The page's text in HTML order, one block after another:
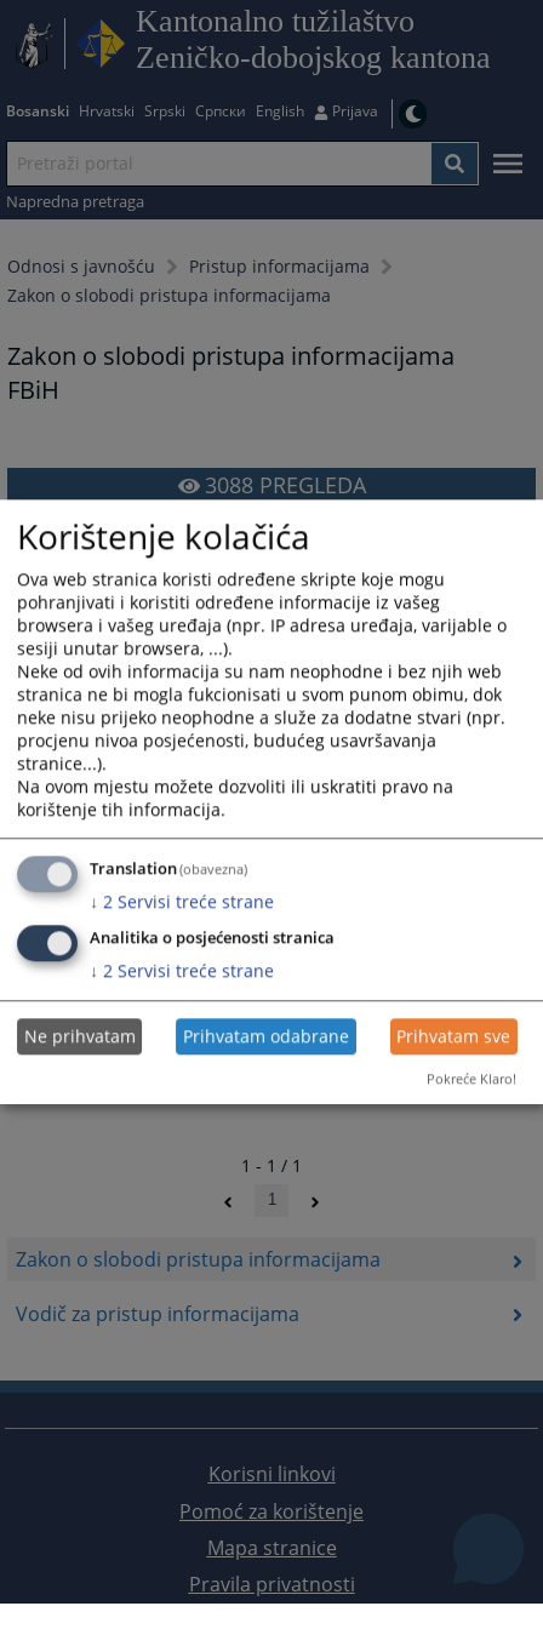
Kantonalno tužilaštvo
Zeničko-dobojskog kantona
Bosanski Hrvatski Srpski Српски English Prijava
Napredna pretraga
Odnosi s javnošću
Pristup informacijama
Zakon o slobodi pristupa informacijama
Zakon o slobodi pristupa informacijama
Vodič za pristup informacijama
Zakon o slobodi pristupa informacijama
FBiH
3088PREGLEDA
Prateći dokumenti
Izmjena i dopuna Zakona o slobodi pristupa
informacijama
Zakon o slobodi pristupa informacijama FBiH
1 - 1 / 1
1
Korisni linkovi
Pomoć za korištenje
Mapa stranice
Pravila privatnosti
Korištenje kolačića
Ova web stranica koristi određene skripte koje mogu
pohranjivati i koristiti određene informacije iz vašeg
browsera i vašeg uređaja (npr. IP adresa uređaja, varijable o
sesiji unutar browsera, ...).
Neke od ovih informacija su nam neophodne i bez njih web
stranica ne bi mogla fukcionisati u svom punom obimu, dok
neke nisu prijeko neophodne a služe za dodatne stvari (npr.
procjenu nivoa posjećenosti, budućeg usavršavanja
stranice...).
Na ovom mjestu možete dozvoliti ili uskratiti pravo na
korištenje tih informacija.
Translation(obavezna)
↓ 2 Servisi treće strane
Analitika o posjećenosti stranica
↓ 2 Servisi treće strane
Ne prihvatam Prihvatam odabrane Prihvatam sve
Pokreće Klaro!